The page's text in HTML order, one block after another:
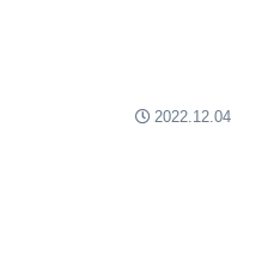
2022.12.04